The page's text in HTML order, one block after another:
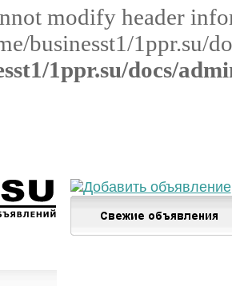
modify header
businesst1/1ppr.su/
1ppr.su/docs/